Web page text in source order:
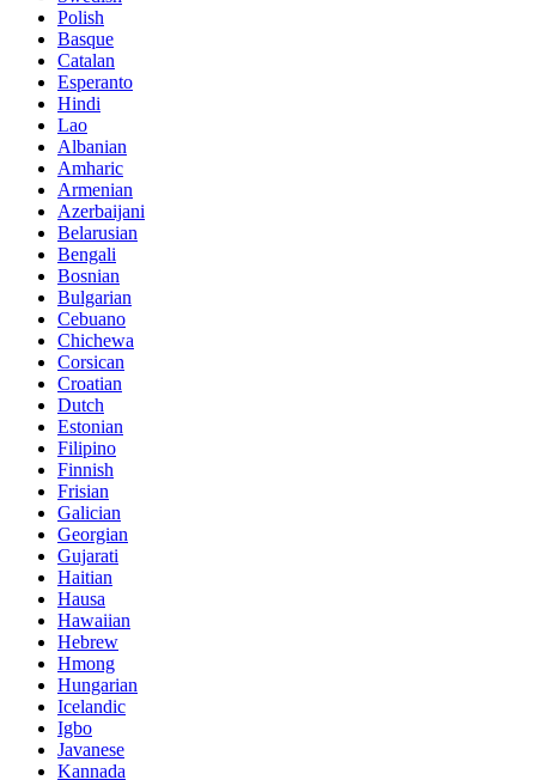
Polish
Basque
Catalan
Esperanto
Hindi
Lao
Albanian
Amharic
Armenian
Azerbaijani
Belarusian
Bengali
Bosnian
Bulgarian
Cebuano
Chichewa
Corsican
Croatian
Dutch
Estonian
Filipino
Finnish
Frisian
Galician
Georgian
Gujarati
Haitian
Hausa
Hawaiian
Hebrew
Hmong
Hungarian
Icelandic
Igbo
Javanese
Kannada